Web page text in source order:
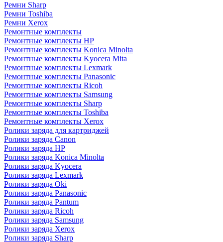
Ремни Sharp
Ремни Toshiba
Ремни Xerox
Ремонтные комплекты
Ремонтные комплекты HP
Ремонтные комплекты Konica Minolta
Ремонтные комплекты Kyocera Mita
Ремонтные комплекты Lexmark
Ремонтные комплекты Panasonic
Ремонтные комплекты Ricoh
Ремонтные комплекты Samsung
Ремонтные комплекты Sharp
Ремонтные комплекты Toshiba
Ремонтные комплекты Xerox
Ролики заряда для картриджей
Ролики заряда Canon
Ролики заряда HP
Ролики заряда Konica Minolta
Ролики заряда Kyocera
Ролики заряда Lexmark
Ролики заряда Oki
Ролики заряда Panasonic
Ролики заряда Pantum
Ролики заряда Ricoh
Ролики заряда Samsung
Ролики заряда Xerox
Ролики заряда Sharp